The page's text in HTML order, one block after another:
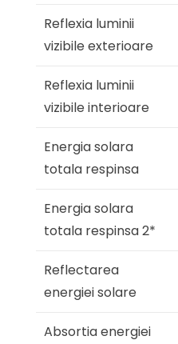
Reflexia luminii
vizibile exterioare
Reflexia luminii
vizibile interioare
Energia solara
totala respinsa
Energia solara
totala respinsa 2*
Reflectarea
energiei solare
Absortia energiei